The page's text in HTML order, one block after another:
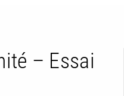
– Essai